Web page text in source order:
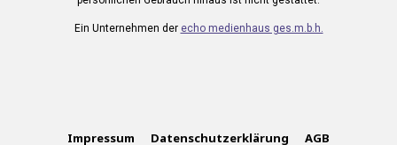
Ein Unternehmen der echo medienhaus ges.m.b.h.
Impressum Datenschutzerklärung AGB